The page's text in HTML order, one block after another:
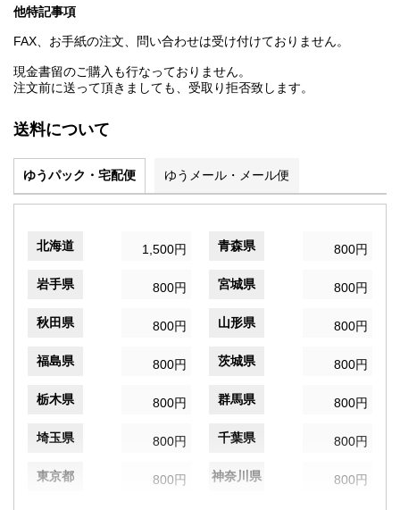
他特記事項
FAX、お手紙の注文、問い合わせは受け付けておりません。
現金書留のご購入も行なっておりません。
注文前に送って頂きましても、受取り拒否致します。
送料について
ゆうパック・宅配便 ゆうメール・メール便
北海道 1,500円 青森県 800円
岩手県 800円 宮城県 800円
秋田県 800円 山形県 800円
福島県 800円 茨城県 800円
栃木県 800円 群馬県 800円
埼玉県 800円 千葉県 800円
東京都 800円 神奈川県 800円